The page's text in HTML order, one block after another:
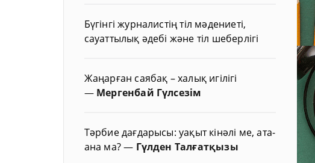
Бүгінгі журналистің тіл мәдениеті,
сауаттылық әдебі және тіл шеберлігі
Жаңарған саябақ – халық игілігі
— Мергенбай Гүлсезім
Тәрбие дағдарысы: уақыт кінәлі ме, ата-
ана ма?— Гүлден Талғатқызы